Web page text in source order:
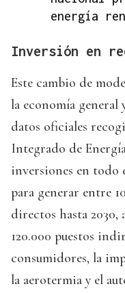
energía
Inversión en
Este cambio de
la economía general
datos oficiales
Integrado de
inversiones en todo
para generar entre
directos hasta 2030,
120.000 puestos
consumidores, la
la aerotermia y el